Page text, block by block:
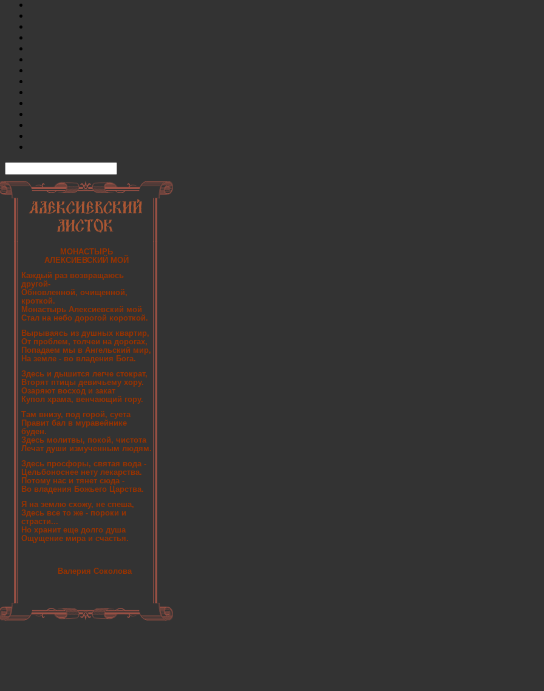
МОНАСТЫРЬ
АЛЕКСИЕВСКИЙ МОЙ
Каждый раз возвращаюсь
другой-
Обновленной, очищенной,
кроткой.
Монастырь Алексиевский мой
Стал на небо дорогой короткой.
Вырываясь из душных квартир,
От проблем, толчеи на дорогах,
Попадаем мы в Ангельский мир,
На земле - во владения Бога.
Здесь и дышится легче стократ,
Вторят птицы девичьему хору.
Озаряют восход и закат
Купол храма, венчающий гору.
Там внизу, под горой, суета
Правит бал в муравейнике
буден.
Здесь молитвы, покой, чистота
Лечат души измученным людям.
Здесь просфоры, святая вода -
Цельбоноснее нету лекарства.
Потому нас и тянет сюда -
Во владения Божьего Царства.
Я на землю схожу, не спеша,
Здесь все то же - пороки и
страсти...
Но хранит еще долго душа
Ощущение мира и счастья.
Валерия Соколова